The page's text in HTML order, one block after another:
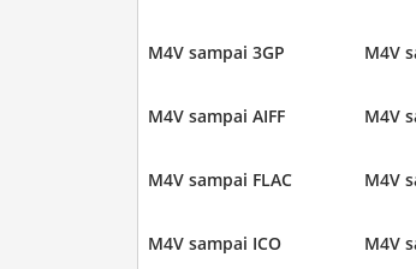
M4V sampai 3GP M4V
M4V sampai AIFF M4V
M4V sampai FLAC M4V
M4V sampai ICO M4V